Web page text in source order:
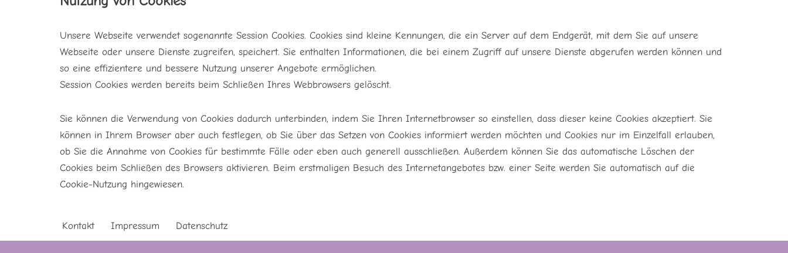
Unsere Webseite verwendet sogenannte Session Cookies. Cookies sind kleine Kennungen, die ein Server auf dem Endgerät, mit dem Sie auf unsere
Webseite oder unsere Dienste zugreifen, speichert. Sie enthalten Informationen, die bei einem Zugriff auf unsere Dienste abgerufen werden können und
so eine effizientere und bessere Nutzung unserer Angebote ermöglichen.
Session Cookies werden bereits beim Schließen Ihres Webbrowsers gelöscht.
Sie können die Verwendung von Cookies dadurch unterbinden, indem Sie Ihren Internetbrowser so einstellen, dass dieser keine Cookies akzeptiert. Sie
können in Ihrem Browser aber auch festlegen, ob Sie über das Setzen von Cookies informiert werden möchten und Cookies nur im Einzelfall erlauben,
ob Sie die Annahme von Cookies für bestimmte Fälle oder eben auch generell ausschließen. Außerdem können Sie das automatische Löschen der
Cookies beim Schließen des Browsers aktivieren. Beim erstmaligen Besuch des Internetangebotes bzw. einer Seite werden Sie automatisch auf die
Cookie-Nutzung hingewiesen.
Kontakt Impressum Datenschutz